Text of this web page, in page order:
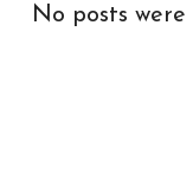
No posts were